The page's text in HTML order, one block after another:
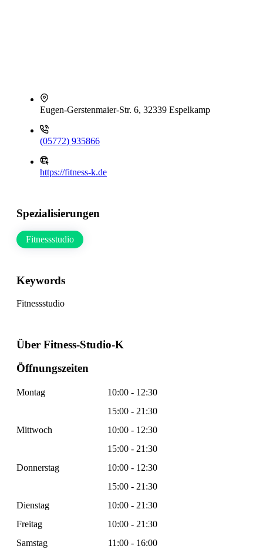
Eugen-Gerstenmaier-Str. 6, 32339 Espelkamp
(05772) 935866
https://fitness-k.de
Spezialisierungen
Fitnessstudio
Keywords
Fitnessstudio
Über Fitness-Studio-K
Öffnungszeiten
Montag
10:00 - 12:30
15:00 - 21:30
Mittwoch
10:00 - 12:30
15:00 - 21:30
Donnerstag
10:00 - 12:30
15:00 - 21:30
Dienstag
10:00 - 21:30
Freitag
10:00 - 21:30
Samstag
11:00 - 16:00